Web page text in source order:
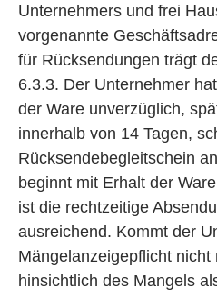
Unternehmers und frei
vorgenannte
für Rücksendungen trägt
6.3.3. Der Unternehmer
der Ware unverzüglich,
innerhalb von 14 Tagen,
Rücksendebegleitschein
beginnt mit Erhalt der
ist die rechtzeitige
ausreichend. Kommt der
Mängelanzeigepflicht nicht
hinsichtlich des Mangels